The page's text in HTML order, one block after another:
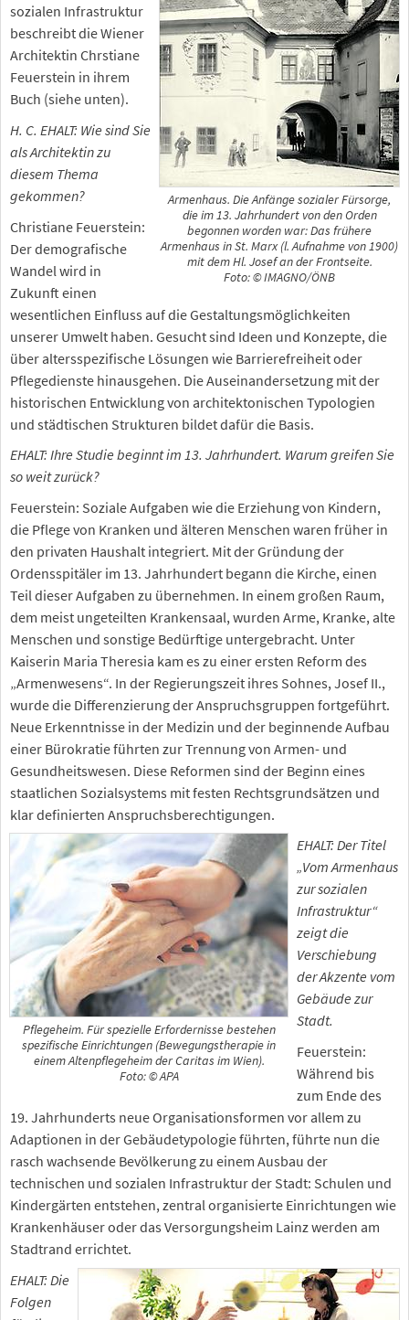
Armenhaus. Die Anfänge sozialer Fürsorge,
die im 13. Jahrhundert von den Orden
begonnen worden war: Das frühere
Armenhaus in St. Marx (l. Aufnahme von 1900)
mit dem Hl. Josef an der Frontseite.
Foto: © IMAGNO/ÖNB
sozialen Infrastruktur
beschreibt die Wiener
Architektin Chrstiane
Feuerstein in ihrem
Buch (siehe unten).
H. C. EHALT: Wie sind Sie
als Architektin zu
diesem Thema
gekommen?
Christiane Feuerstein:
Der demografische
Wandel wird in
Zukunft einen
wesentlichen Einfluss auf die Gestaltungsmöglichkeiten
unserer Umwelt haben. Gesucht sind Ideen und Konzepte, die
über altersspezifische Lösungen wie Barrierefreiheit oder
Pflegedienste hinausgehen. Die Auseinandersetzung mit der
historischen Entwicklung von architektonischen Typologien
und städtischen Strukturen bildet dafür die Basis.
EHALT: Ihre Studie beginnt im 13. Jahrhundert. Warum greifen Sie
so weit zurück?
Feuerstein: Soziale Aufgaben wie die Erziehung von Kindern,
die Pflege von Kranken und älteren Menschen waren früher in
den privaten Haushalt integriert. Mit der Gründung der
Ordensspitäler im 13. Jahrhundert begann die Kirche, einen
Teil dieser Aufgaben zu übernehmen. In einem großen Raum,
dem meist ungeteilten Krankensaal, wurden Arme, Kranke, alte
Menschen und sonstige Bedürftige untergebracht. Unter
Kaiserin Maria Theresia kam es zu einer ersten Reform des
„Armenwesens“. In der Regierungszeit ihres Sohnes, Josef II.,
wurde die Differenzierung der Anspruchsgruppen fortgeführt.
Neue Erkenntnisse in der Medizin und der beginnende Aufbau
einer Bürokratie führten zur Trennung von Armen- und
Gesundheitswesen. Diese Reformen sind der Beginn eines
staatlichen Sozialsystems mit festen Rechtsgrundsätzen und
klar definierten Anspruchsberechtigungen.
Pflegeheim. Für spezielle Erfordernisse bestehen
spezifische Einrichtungen (Bewegungstherapie in
einem Altenpflegeheim der Caritas im Wien).
Foto: © APA
EHALT: Der Titel
„Vom Armenhaus
zur sozialen
Infrastruktur“
zeigt die
Verschiebung
der Akzente vom
Gebäude zur
Stadt.
Feuerstein:
Während bis
zum Ende des
19. Jahrhunderts neue Organisationsformen vor allem zu
Adaptionen in der Gebäudetypologie führten, führte nun die
rasch wachsende Bevölkerung zu einem Ausbau der
technischen und sozialen Infrastruktur der Stadt: Schulen und
Kindergärten entstehen, zentral organisierte Einrichtungen wie
Krankenhäuser oder das Versorgungsheim Lainz werden am
Stadtrand errichtet.
EHALT: Die
Folgen